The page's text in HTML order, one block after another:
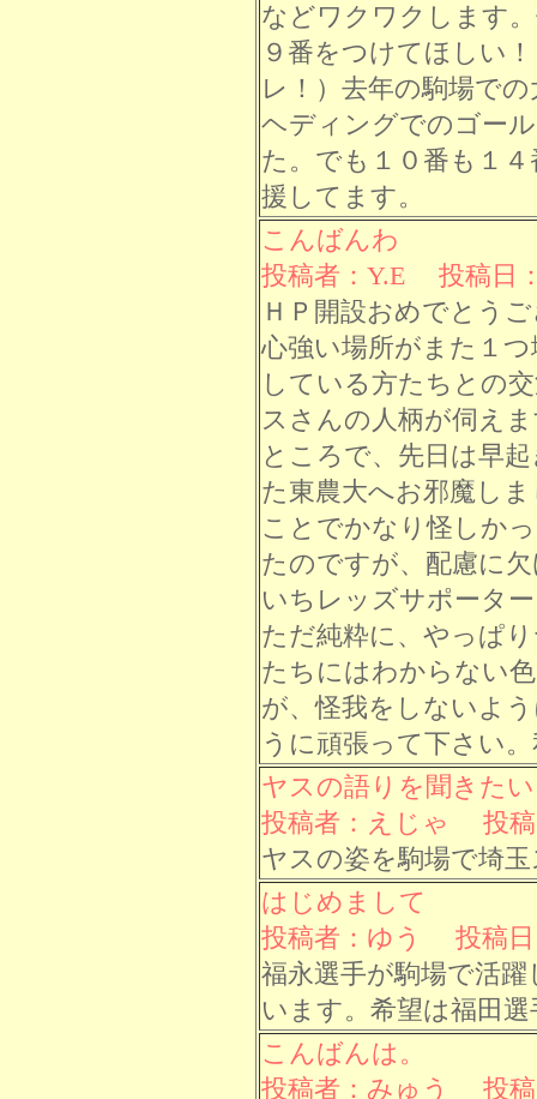
などワクワクします
９番をつけてほしい
レ！）去年の駒場で
ヘディングでのゴー
た。でも１０番も１
援してます。
こんばんわ
投稿者：Y.E 投稿日：
ＨＰ開設おめでとう
心強い場所がまた１
している方たちとの
スさんの人柄が伺え
ところで、先日は早
た東農大へお邪魔し
ことでかなり怪しか
たのですが、配慮に
いちレッズサポータ
ただ純粋に、やっぱ
たちにはわからない
が、怪我をしないよ
うに頑張って下さい
ヤスの語りを聞きたい
投稿者：えじゃ 投稿
ヤスの姿を駒場で埼
はじめまして
投稿者：ゆう 投稿日
福永選手が駒場で活
います。希望は福田
こんばんは。
投稿者：みゅう 投稿